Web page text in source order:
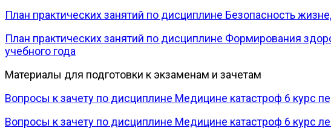
План практических занятий по дисциплине Безопасность
План практических занятий по дисциплине Формирования
учебного года
Материалы для подготовки к экзаменам и зачетам
Вопросы к зачету по дисциплине Медицине катастроф 6 курс
Вопросы к зачету по дисциплине Медицине катастроф 6 курс